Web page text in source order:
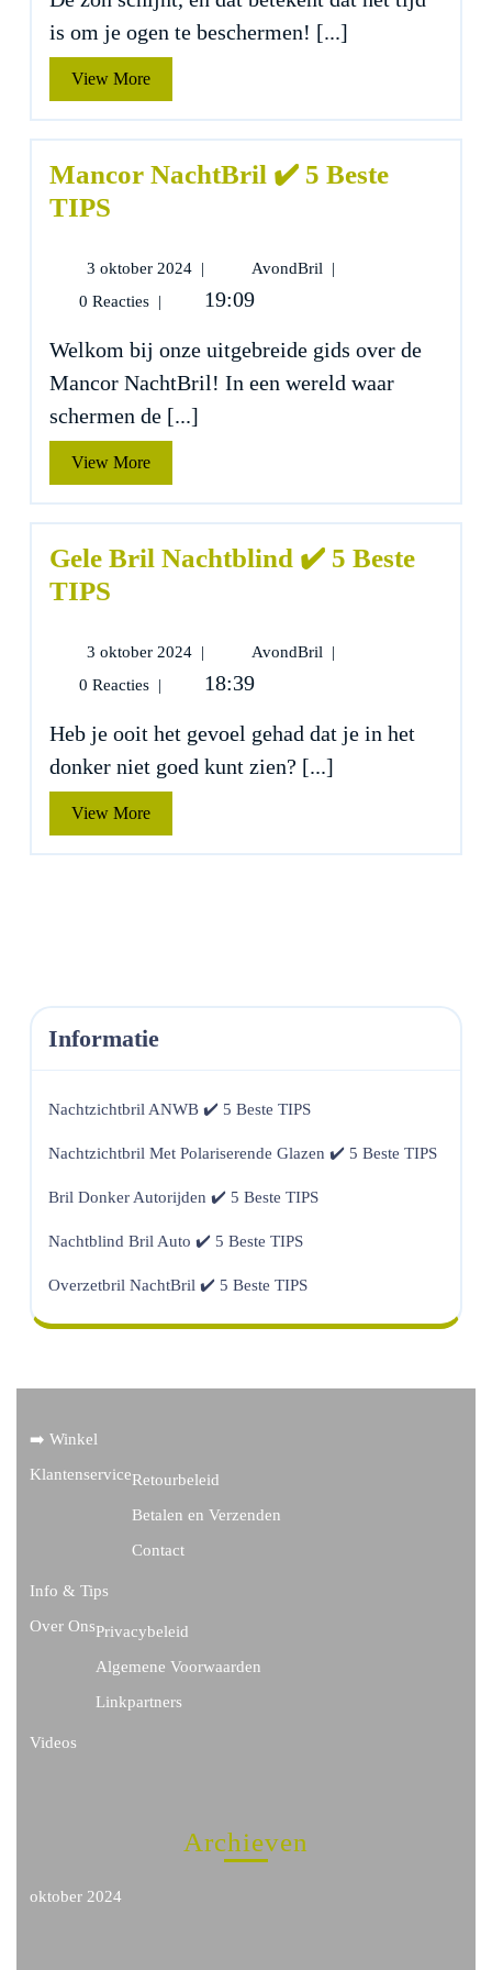
Beste
TIPS
is om je ogen te beschermen! [...]
View MoreView
More
Mancor NachtBril ✔️ 5 Beste
TIPS
3 oktober 2024 3
2024
| AvondBril
Mancor
Beste
TIPS
|
0 Reacties | 19:09
Welkom bij onze uitgebreide gids over de
Mancor NachtBril! In een wereld waar
schermen de [...]
View MoreView
More
Gele Bril Nachtblind ✔️ 5 Beste
TIPS
3 oktober 2024 3
2024
| AvondBril
Gele
5
Beste
|
0 Reacties | 18:39
Heb je ooit het gevoel gehad dat je in het
donker niet goed kunt zien? [...]
View MoreView
More
Informatie
Nachtzichtbril ANWB ✔️ 5 Beste TIPS
Nachtzichtbril Met Polariserende Glazen ✔️ 5 Beste TIPS
Bril Donker Autorijden ✔️ 5 Beste TIPS
Nachtblind Bril Auto ✔️ 5 Beste TIPS
Overzetbril NachtBril ✔️ 5 Beste TIPS
➡️ Winkel
KlantenserviceRetourbeleid
Betalen en Verzenden
Contact
Info & Tips
Over OnsPrivacybeleid
Algemene Voorwaarden
Linkpartners
Videos
Archieven
oktober 2024